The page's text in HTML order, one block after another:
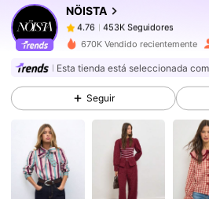
NÖISTA
4.76
453K Seguidores
j***p seguidoHace 2 horas
4.76
453K Seguidores
4.76 453K Seguidores
4.76 453K Seguidores
4.76 453K Seguidores
453K Seguidores
453K Seguidores
670K Vendido recientemente
Esta tienda está seleccionada
Seguir